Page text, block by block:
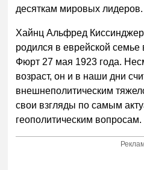
десяткам мировых лидеров.
Хайнц Альфред
родился в еврейской семье
Фюрт 27 мая 1923 года.
возраст, он и в наши дни
внешнеполитическим
свои взгляды по самым
геополитическим вопросам.